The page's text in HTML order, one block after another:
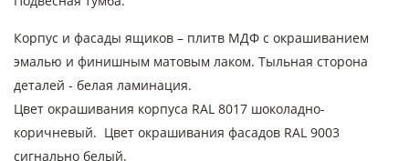
Корпус и фасады ящиков – плитв МДФ с окрашиванием
эмалью и финишным матовым лаком. Тыльная сторона
деталей - белая ламинация.
Цвет окрашивания корпуса RAL 8017 шоколадно-
коричневый. Цвет окрашивания фасадов RAL 9003
сигнально белый.